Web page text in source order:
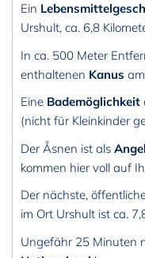
Ein
Urshult, ca. 6,8
In ca. 500 Meter
enthaltenen Kanus
Eine Bademöglichkeit
(nicht für Kleinkinder
Der Åsnen ist als
kommen hier voll auf
Der nächste,
im Ort Urshult ist ca.
Ungefähr 25 Minuten